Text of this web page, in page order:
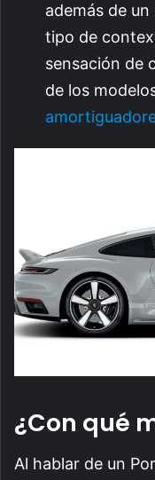
además de
tipo de
sensación de
de los
¿Con qué
Al hablar de un